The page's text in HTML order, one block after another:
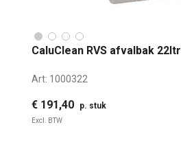
CaluClean RVS afvalbak 22ltr
Art: 1000322
€ 191,40 p. stuk
Excl. BTW